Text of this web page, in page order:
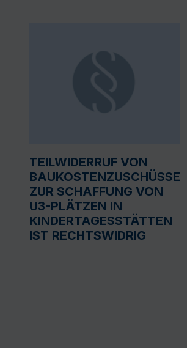
TEILWIDERRUF VON
BAUKOSTENZUSCHÜSSEN
ZUR SCHAFFUNG VON
U3-PLÄTZEN IN
KINDERTAGESSTÄTTEN
IST RECHTSWIDRIG